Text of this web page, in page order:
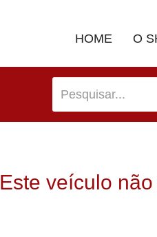
HOME O
Este veículo